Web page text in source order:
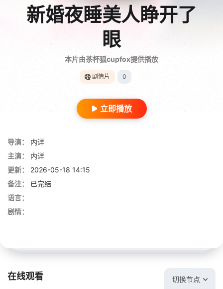
新婚夜睡美人睁开了
眼
本片由茶杯狐cupfox提供播放
剧情片 0
立即播放
导演：
内详
主演：
内详
更新：
2026-05-18 14:15
备注：
已完结
语言：
剧情：
在线观看 切换节点